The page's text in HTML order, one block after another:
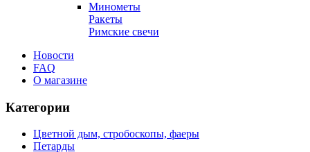
Минометы
Ракеты
Римские свечи
Новости
FAQ
О магазине
Категории
Цветной дым, стробоскопы, фаеры
Петарды